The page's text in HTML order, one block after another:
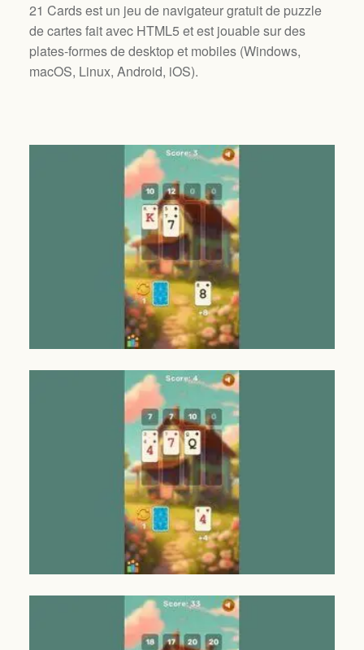
21 Cards est un jeu de navigateur gratuit de puzzle
de cartes fait avec HTML5 et est jouable sur des
plates-formes de desktop et mobiles (Windows,
macOS, Linux, Android, iOS).